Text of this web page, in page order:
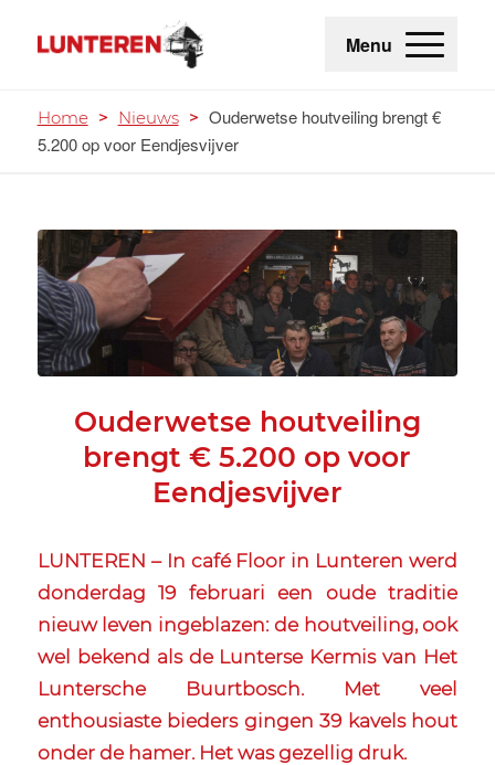
Menu
Home > Nieuws > Ouderwetse houtveiling brengt €
5.200 op voor Eendjesvijver
Ouderwetse houtveiling
brengt € 5.200 op voor
Eendjesvijver
LUNTEREN – In café Floor in Lunteren werd
donderdag 19 februari een oude traditie
nieuw leven ingeblazen: de houtveiling, ook
wel bekend als de Lunterse Kermis van Het
Luntersche Buurtbosch. Met veel
enthousiaste bieders gingen 39 kavels hout
onder de hamer. Het was gezellig druk.